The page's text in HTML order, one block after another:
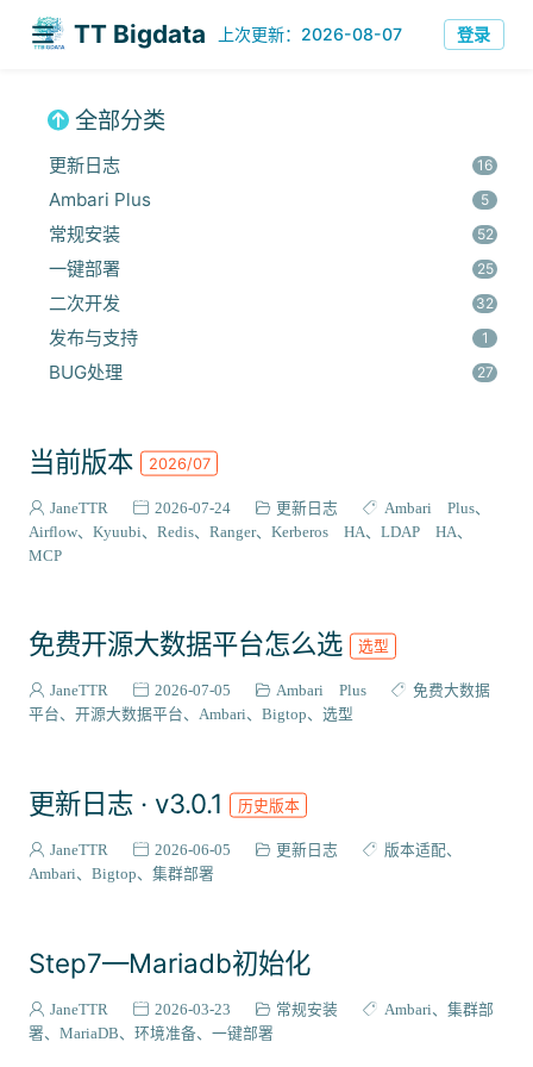
TT Bigdata 上次更新：2026-08-07 登录
全部分类
更新日志
16
Ambari Plus 5
常规安装 52
一键部署 25
二次开发 32
发布与支持 1
BUG处理 27
组件安装
报错解决 68
VIEW插件
成神之路
集成案例 31
核心代码
当前版本 2026/07
JaneTTR 2026-07-24 更新日志
Ambari Plus
Airflow
Kyuubi Redis Ranger Kerberos HA
LDAP HA
MCP
免费开源大数据平台怎么选 选型
JaneTTR 2026-07-05 Ambari Plus
免费大数据
平台
开源大数据平台 Ambari Bigtop 选型
更新日志 · v3.0.1 历史版本
JaneTTR 2026-06-05 更新日志
版本适配
Ambari
Bigtop 集群部署
Step7—Mariadb初始化
JaneTTR 2026-03-23 常规安装 Ambari
集群部
署
MariaDB 环境准备 一键部署